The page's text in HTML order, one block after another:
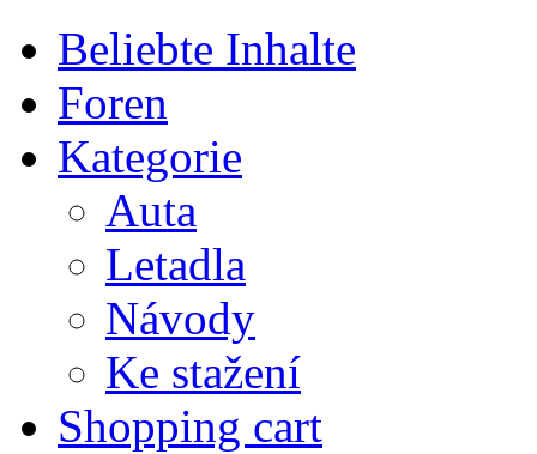
Beliebte Inhalte
Foren
Kategorie
Auta
Letadla
Návody
Ke stažení
Shopping cart